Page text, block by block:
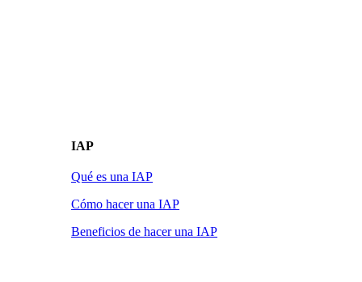
IAP
Qué es una IAP
Cómo hacer una IAP
Beneficios de hacer una IAP